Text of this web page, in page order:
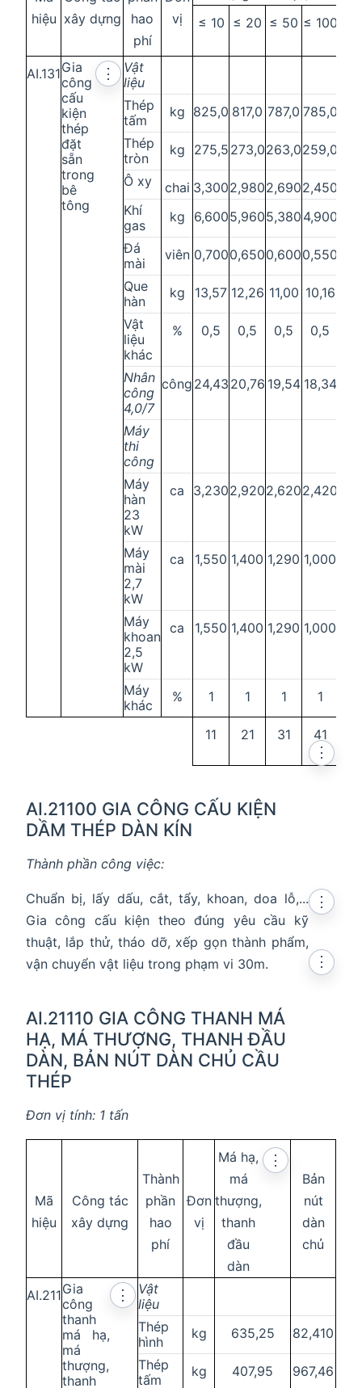
hiệu xây dựng
hao
phí
vị
≤ 10 ≤ 20 ≤ 50 ≤ 100
AI.131Gia
công
cấu
kiện
thép
đặt
sẵn
trong
bê
tông
⋮
Vật
liệu
Thép
tấm
kg 825,0 817,0 787,0 785,0
Thép
tròn
kg 275,5 273,0263,0259,0
Ô xy
chai 3,3002,9802,6902,450
Khí
gas
kg 6,6005,9605,380 4,900
Đá
mài
viên 0,7000,6500,6000,550
Que
hàn
kg 13,57 12,26 11,00 10,16
Vật
liệu
khác
% 0,5 0,5 0,5 0,5
Nhân
công
4,0/7
công 24,43 20,76 19,54 18,34
Máy
thi
công
Máy
hàn
23
kW
ca 3,2302,9202,6202,420
Máy
mài
2,7
kW
ca 1,550 1,400 1,290 1,000
Máy
khoan
2,5
kW
ca 1,550 1,400 1,290 1,000
Máy
khác
% 1 1 1 1
11 21 31 41
AI.21100 GIA CÔNG CẤU KIỆN
DẦM THÉP DÀN KÍN
⋮
Thành phần công việc:
Chuẩn bị, lấy dấu, cắt, tẩy, khoan, doa lỗ,...
Gia công cấu kiện theo đúng yêu cầu kỹ
thuật, lắp thử, tháo dỡ, xếp gọn thành phẩm,
vận chuyển vật liệu trong phạm vi 30m.
⋮
AI.21110 GIA CÔNG THANH MÁ
HẠ, MÁ THƯỢNG, THANH ĐẦU
DÀN, BẢN NÚT DÀN CHỦ CẦU
THÉP
⋮
Đơn vị tính: 1 tấn
Mã
hiệu
Công tác
xây dựng
Thành
phần
hao
phí
Đơn
vị
Má hạ,
má
thượng,
thanh
đầu
dàn
⋮
Bản
nút
dàn
chủ
AI.211Gia
công
thanh
má hạ,
má
thượng,
thanh
⋮
Vật
liệu
Thép
hình
kg 635,25
82,410
Thép
tấm
kg 407,95
967,46